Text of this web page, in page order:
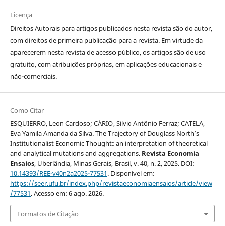
Licença
Direitos Autorais para artigos publicados nesta revista são do autor,
com direitos de primeira publicação para a revista. Em virtude da
aparecerem nesta revista de acesso público, os artigos são de uso
gratuito, com atribuições próprias, em aplicações educacionais e
não-comerciais.
Como Citar
ESQUIERRO, Leon Cardoso; CÁRIO, Silvio Antônio Ferraz; CATELA,
Eva Yamila Amanda da Silva. The Trajectory of Douglass North’s
Institutionalist Economic Thought: an interpretation of theoretical
and analytical mutations and aggregations. Revista Economia
Ensaios, Uberlândia, Minas Gerais, Brasil, v. 40, n. 2, 2025. DOI:
10.14393/REE-v40n2a2025-77531. Disponível em:
https://seer.ufu.br/index.php/revistaeconomiaensaios/article/view
/77531. Acesso em: 6 ago. 2026.
Formatos de Citação